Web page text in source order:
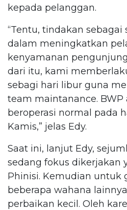
kepada pelanggan.
“Tentu, tindakan sebagai
dalam meningkatkan
kenyamanan
dari itu, kami
sebagi hari libur guna
team maintanance. BWP
beroperasi normal pada
Kamis,” jelas Edy.
Saat ini, lanjut Edy,
sedang fokus dikerjakan
Phinisi. Kemudian untuk
beberapa wahana
perbaikan kecil. Oleh